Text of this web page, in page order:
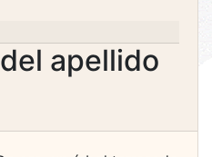
apellido